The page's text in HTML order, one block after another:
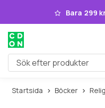
Hoppa till Bara 299
Sök efter produkter
Startsida Böcker